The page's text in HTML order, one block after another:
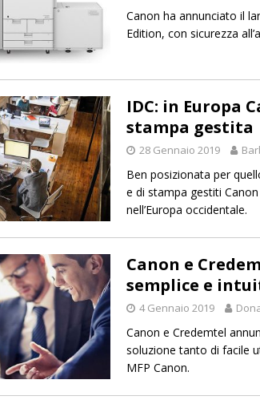
Canon ha annunciato il
Edition, con sicurezza
IDC: in Europa
stampa gestita
28 Gennaio 2019
Ben posizionata per
e di stampa gestiti
nell’Europa occidentale.
Canon e
semplice e
4 Gennaio 2019
Canon e Credemtel
soluzione tanto di facile
MFP Canon.